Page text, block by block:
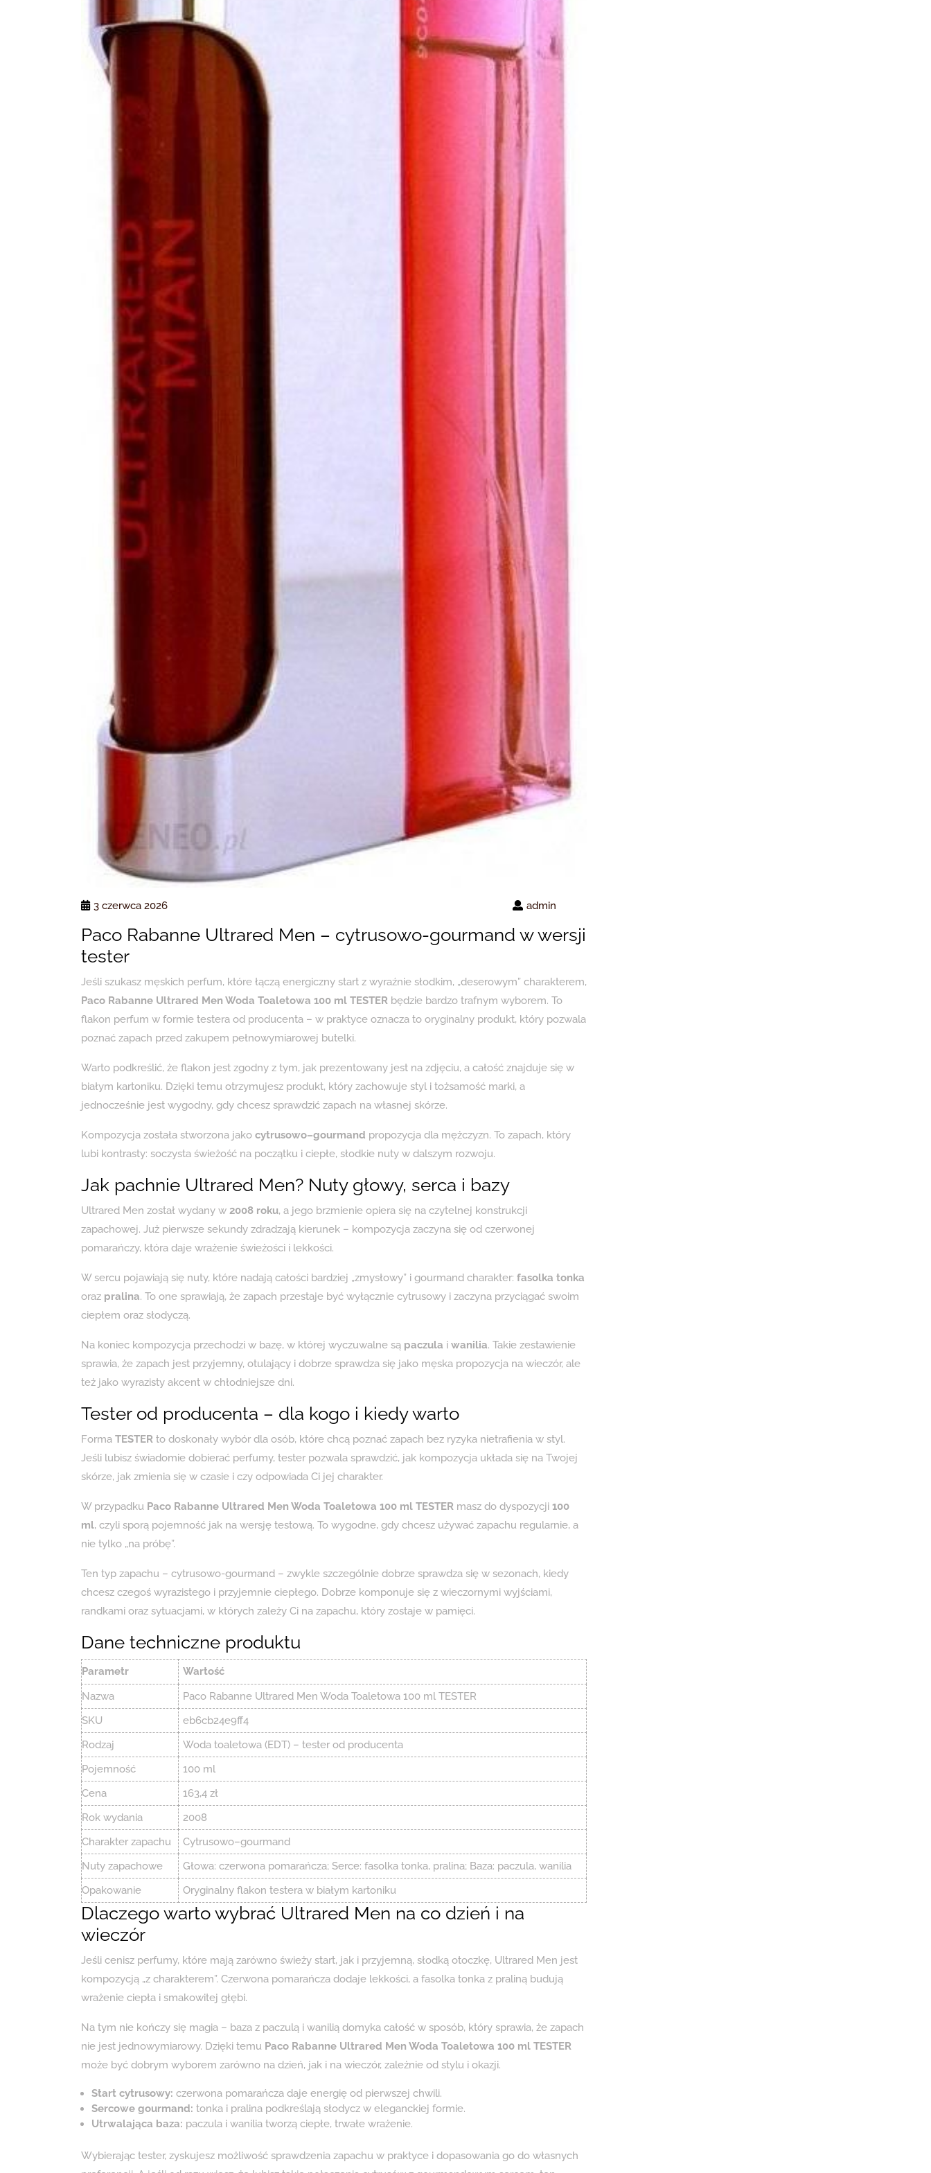
3 czerwca 2026 admin
Paco Rabanne Ultrared Men – cytrusowo-gourmand w wersji
tester
Jeśli szukasz męskich perfum, które łączą energiczny start z wyraźnie słodkim, „deserowym” charakterem,
Paco Rabanne Ultrared Men Woda Toaletowa 100 ml TESTER będzie bardzo trafnym wyborem. To
flakon perfum w formie testera od producenta – w praktyce oznacza to oryginalny produkt, który pozwala
poznać zapach przed zakupem pełnowymiarowej butelki.
Warto podkreślić, że flakon jest zgodny z tym, jak prezentowany jest na zdjęciu, a całość znajduje się w
białym kartoniku. Dzięki temu otrzymujesz produkt, który zachowuje styl i tożsamość marki, a
jednocześnie jest wygodny, gdy chcesz sprawdzić zapach na własnej skórze.
Kompozycja została stworzona jako cytrusowo–gourmand propozycja dla mężczyzn. To zapach, który
lubi kontrasty: soczysta świeżość na początku i ciepłe, słodkie nuty w dalszym rozwoju.
Jak pachnie Ultrared Men? Nuty głowy, serca i bazy
Ultrared Men został wydany w 2008 roku, a jego brzmienie opiera się na czytelnej konstrukcji
zapachowej. Już pierwsze sekundy zdradzają kierunek – kompozycja zaczyna się od czerwonej
pomarańczy, która daje wrażenie świeżości i lekkości.
W sercu pojawiają się nuty, które nadają całości bardziej „zmysłowy” i gourmand charakter: fasolka tonka
oraz pralina. To one sprawiają, że zapach przestaje być wyłącznie cytrusowy i zaczyna przyciągać swoim
ciepłem oraz słodyczą.
Na koniec kompozycja przechodzi w bazę, w której wyczuwalne są paczula i wanilia. Takie zestawienie
sprawia, że zapach jest przyjemny, otulający i dobrze sprawdza się jako męska propozycja na wieczór, ale
też jako wyrazisty akcent w chłodniejsze dni.
Tester od producenta – dla kogo i kiedy warto
Forma TESTER to doskonały wybór dla osób, które chcą poznać zapach bez ryzyka nietrafienia w styl.
Jeśli lubisz świadomie dobierać perfumy, tester pozwala sprawdzić, jak kompozycja układa się na Twojej
skórze, jak zmienia się w czasie i czy odpowiada Ci jej charakter.
W przypadku Paco Rabanne Ultrared Men Woda Toaletowa 100 ml TESTER masz do dyspozycji 100
ml, czyli sporą pojemność jak na wersję testową. To wygodne, gdy chcesz używać zapachu regularnie, a
nie tylko „na próbę”.
Ten typ zapachu – cytrusowo-gourmand – zwykle szczególnie dobrze sprawdza się w sezonach, kiedy
chcesz czegoś wyrazistego i przyjemnie ciepłego. Dobrze komponuje się z wieczornymi wyjściami,
randkami oraz sytuacjami, w których zależy Ci na zapachu, który zostaje w pamięci.
Dane techniczne produktu
Parametr
Wartość
Nazwa
Paco Rabanne Ultrared Men Woda Toaletowa 100 ml TESTER
SKU
eb6cb24e9ff4
Rodzaj
Woda toaletowa (EDT) – tester od producenta
Pojemność
100 ml
Cena
163,4 zł
Rok wydania
2008
Charakter zapachu
Cytrusowo–gourmand
Nuty zapachowe
Głowa: czerwona pomarańcza; Serce: fasolka tonka, pralina; Baza: paczula, wanilia
Opakowanie
Oryginalny flakon testera w białym kartoniku
Dlaczego warto wybrać Ultrared Men na co dzień i na
wieczór
Jeśli cenisz perfumy, które mają zarówno świeży start, jak i przyjemną, słodką otoczkę, Ultrared Men jest
kompozycją „z charakterem”. Czerwona pomarańcza dodaje lekkości, a fasolka tonka z praliną budują
wrażenie ciepła i smakowitej głębi.
Na tym nie kończy się magia – baza z paczulą i wanilią domyka całość w sposób, który sprawia, że zapach
nie jest jednowymiarowy. Dzięki temu Paco Rabanne Ultrared Men Woda Toaletowa 100 ml TESTER
może być dobrym wyborem zarówno na dzień, jak i na wieczór, zależnie od stylu i okazji.
Start cytrusowy: czerwona pomarańcza daje energię od pierwszej chwili.
Sercowe gourmand: tonka i pralina podkreślają słodycz w eleganckiej formie.
Utrwalająca baza: paczula i wanilia tworzą ciepłe, trwałe wrażenie.
Wybierając tester, zyskujesz możliwość sprawdzenia zapachu w praktyce i dopasowania go do własnych